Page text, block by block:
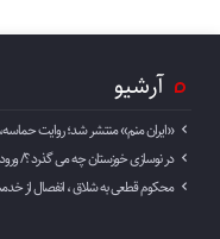
آرشیو
«ایران منم» منتشر شد؛ روایت
در نوسازی خوزستان چه می گذرد ؟/
محکوم قطعی به شلاق ، انفصال از